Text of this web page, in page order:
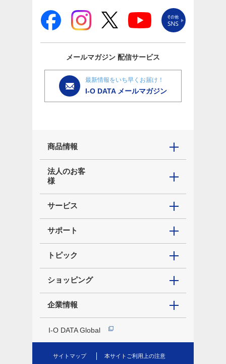
メールマガジン 配信サービス
最新情報をいち早くお届け！
I-O DATA メールマガジン
商品情報
法人のお客
様
サービス
サポート
トピック
ショッピング
企業情報
I-O DATA Global
サイトマップ 本サイトご利用上の注意